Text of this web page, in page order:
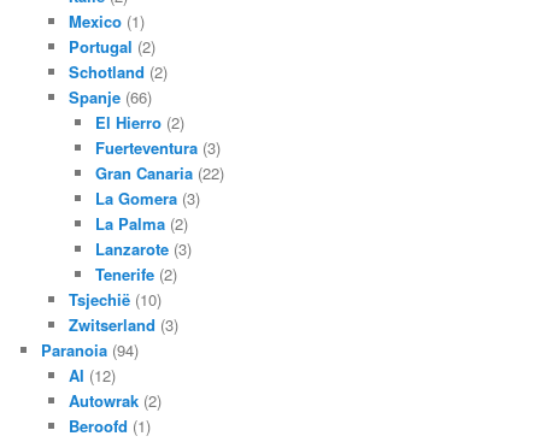
Mexico(1)
Portugal (2)
Schotland (2)
Spanje(66)
El Hierro (2)
Fuerteventura (3)
Gran Canaria (22)
La Gomera (3)
La Palma (2)
Lanzarote (3)
Tenerife (2)
Tsjechië(10)
Zwitserland (3)
Paranoia (94)
AI (12)
Autowrak(2)
Beroofd (1)